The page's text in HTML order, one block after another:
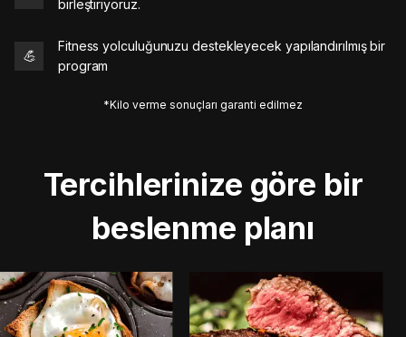
birleştiriyoruz.
💪
Fitness yolculuğunuzu destekleyecek yapılandırılmış bir
program
*Kilo verme sonuçları garanti edilmez
Tercihlerinize göre bir
beslenme planı